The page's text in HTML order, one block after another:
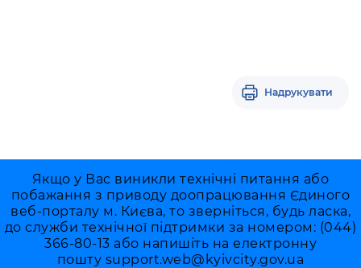
Надрукувати
Якщо у Вас виникли технічні питання або
побажання з приводу доопрацювання Єдиного
веб-порталу м. Києва, то зверніться, будь ласка,
до служби технічної підтримки за номером: (044)
366-80-13 або напишіть на електронну
пошту support.web@kyivcity.gov.ua